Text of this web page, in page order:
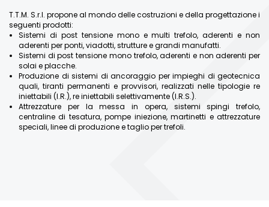
T.T.M. S.r.l. propone al mondo delle costruzioni e della progettazione i
seguenti prodotti:
Sistemi di post tensione mono e multi trefolo, aderenti e non
aderenti per ponti, viadotti, strutture e grandi manufatti.
Sistemi di post tensione mono trefolo, aderenti e non aderenti per
solai e placche.
Produzione di sistemi di ancoraggio per impieghi di geotecnica
quali, tiranti permanenti e provvisori, realizzati nelle tipologie re
iniettabili (I.R.), re iniettabili selettivamente (I.R.S.).
Attrezzature per la messa in opera, sistemi spingi trefolo,
centraline di tesatura, pompe iniezione, martinetti e attrezzature
speciali, linee di produzione e taglio per trefoli.